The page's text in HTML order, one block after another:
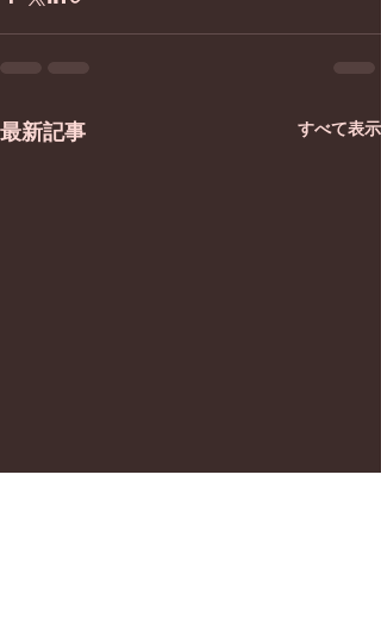
最新記事 すべて表示